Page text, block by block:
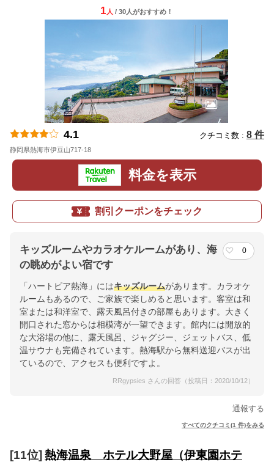
1 人 / 30人がおすすめ！
4.1 クチコミ数 : 8 件
静岡県熱海市伊豆山717-18
料金を表示
割引クーポンをチェック
キッズルームやカラオケルームがあり、海
の眺めがよい宿です
0
「ハートピア熱海」にはキッズルームがあります。カラオケ
ルームもあるので、ご家族で楽しめると思います。客室は和
室または和洋室で、露天風呂付きの部屋もあります。大きく
開口された窓からは相模湾が一望できます。館内には開放的
な大浴場の他に、露天風呂、ジャグジー、ジェットバス、低
温サウナも完備されています。熱海駅から無料送迎バスが出
ているので、アクセスも便利ですよ。
RRgypsies さんの回答（投稿日：2020/10/12）
通報する
すべてのクチコミ(1 件)をみる
[11位] 熱海温泉 ホテル大野屋（伊東園ホテ